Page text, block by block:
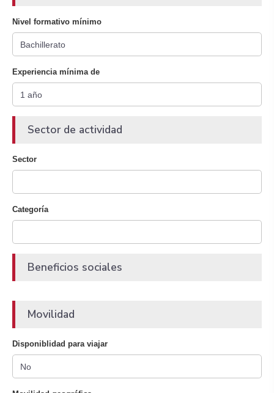
Nivel formativo mínimo
Experiencia mínima de
Sector de actividad
Sector
Categoría
Beneficios sociales
Movilidad
Disponiblidad para viajar